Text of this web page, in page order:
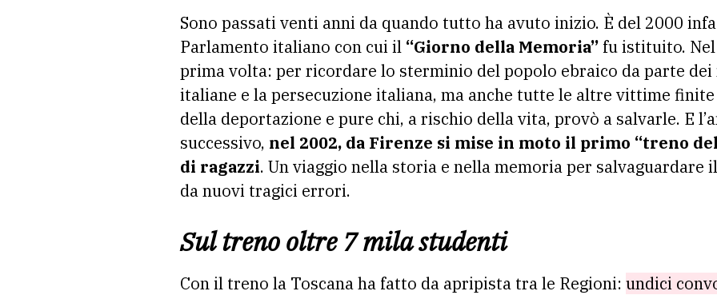
Sono passati venti anni da quando tutto ha avuto inizio. È del 2000
Parlamento italiano con cui il “Giorno della Memoria” fu istituito.
prima volta: per ricordare lo sterminio del popolo ebraico da parte
italiane e la persecuzione italiana, ma anche tutte le altre vittime
della deportazione e pure chi, a rischio della vita, provò a salvarle. E
successivo, nel 2002, da Firenze si mise in moto il primo “treno
di ragazzi. Un viaggio nella storia e nella memoria per salvaguardare
da nuovi tragici errori.
Sul treno oltre 7 mila studenti
Con il treno la Toscana ha fatto da apripista tra le Regioni: undici